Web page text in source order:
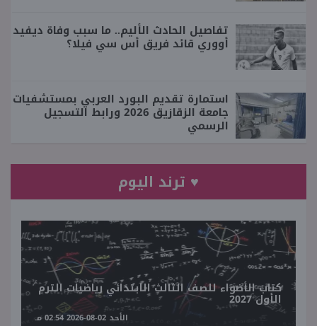
تفاصيل الحادث الأليم.. ما سبب وفاة ديفيد
أووري قائد فريق أس سي فيلا؟
استمارة تقديم البورد العربي بمستشفيات
جامعة الزقازيق 2026 ورابط التسجيل
الرسمي
♥ ترند اليوم
كتاب الأضواء للصف الثالث الابتدائي رياضيات الترم
الأول 2027
الأحد 02-08-2026 02:54 مـ